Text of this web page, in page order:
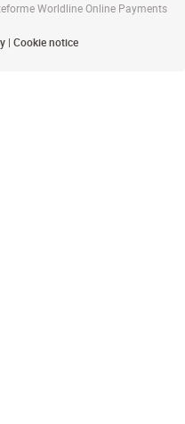
Worldline Online Payments
| Cookie notice